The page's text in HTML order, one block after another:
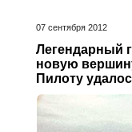
07 сентября 2012
Легендарный
новую
Пилоту